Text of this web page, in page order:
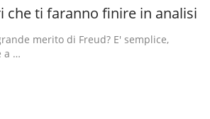
che ti faranno finire in analisi
merito di Freud? E' semplice,
a …